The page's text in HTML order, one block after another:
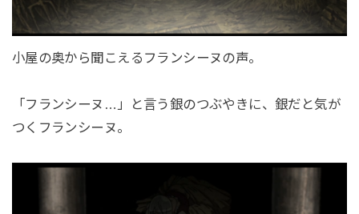
小屋の奥から聞こえるフランシーヌの声。
「フランシーヌ…」と言う銀のつぶやきに、銀だと気が
つくフランシーヌ。